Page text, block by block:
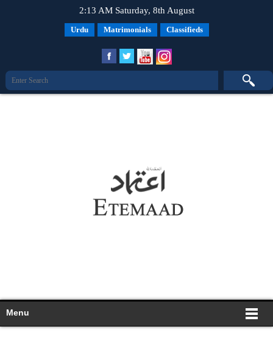
2:13 AM Saturday, 8th August
Urdu Matrimonials Classifieds
Menu